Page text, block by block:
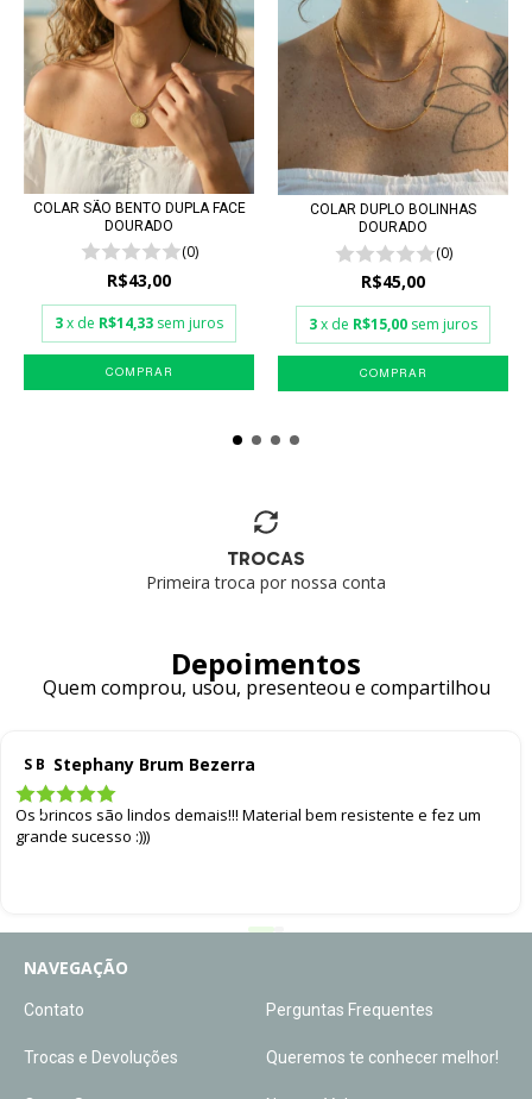
COLAR SÃO BENTO DUPLA FACE
DOURADO
(0)
R$43,00
3x de R$14,33 sem juros
COLAR DUPLO BOLINHAS
DOURADO
(0)
R$45,00
3x de R$15,00 sem juros
TROCAS
Primeira troca por nossa conta
Depoimentos
Quem comprou, usou, presenteou e compartilhou
S B Stephany Brum Bezerra
Os brincos são lindos demais!!! Material bem resistente e fez um
grande sucesso :)))
NAVEGAÇÃO
Contato Perguntas Frequentes
Trocas e Devoluções Queremos te conhecer melhor!